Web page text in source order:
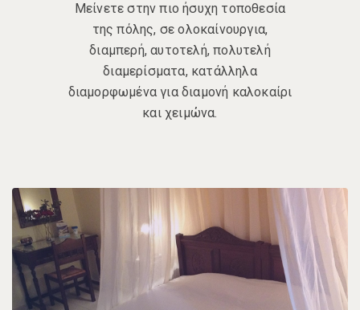
Μείνετε στην πιο ήσυχη τοποθεσία
της πόλης, σε ολοκαίνουργια,
διαμπερή, αυτοτελή, πολυτελή
διαμερίσματα, κατάλληλα
διαμορφωμένα για διαμονή καλοκαίρι
και χειμώνα.